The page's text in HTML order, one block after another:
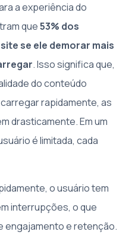
a experiência do
que53% dos
se ele demorar mais
. Isso significa que,
do conteúdo
rapidamente, as
drasticamente. Em um
é limitada, cada
o usuário tem
interrupções, o que
engajamento e retenção.